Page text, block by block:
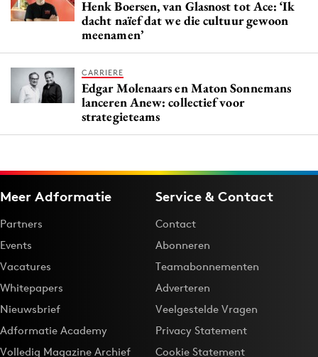
Henk Boersen, van Glasnost tot Ace: ‘Ik
dacht naïef dat we die cultuur gewoon
meenamen’
CARRIERE
Edgar Molenaars en Maton Sonnemans
lanceren Anew: collectief voor
strategieteams
Meer Adformatie
Partners
Events
Vacatures
Whitepapers
Nieuwsbrief
Adformatie Academy
Volledig Magazine Archief
Service & Contact
Contact
Abonneren
Teamabonnementen
Adverteren
Veelgestelde Vragen
Privacy Statement
Cookie Statement